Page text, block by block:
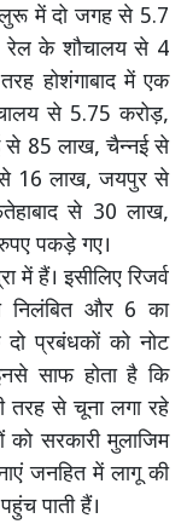
में दो जगह से 5.7
रेल के शौचालय से 4
होशंगाबाद में एक
से 5.75 करोड़,
से 85 लाख, चैन्नई से
से 16 लाख, जयपुर से
से 30 लाख,
पकड़े गए।
में हैं। इसीलिए रिजर्व
निलंबित और 6 का
प्रबंधकों को नोट
साफ होता है कि
से चूना लगा रहे
सरकारी मुलाजिम
जनहित में लागू की
पाती हैं।